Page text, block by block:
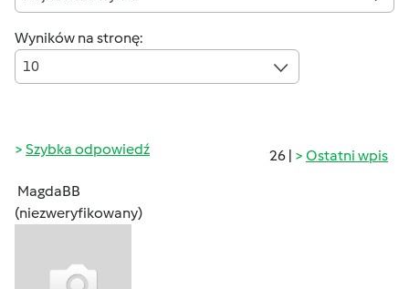
Wyników na stronę:
10
26 | Ostatni wpis
Szybka odpowiedź
MagdaBB
(niezweryfikowany)